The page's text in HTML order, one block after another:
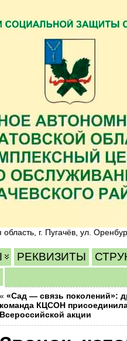
г. Пугачёв, ул.
РЕКВИЗИТЫ
« «Сад — связь поколений»:
команда КЦСОН
Всероссийской акции